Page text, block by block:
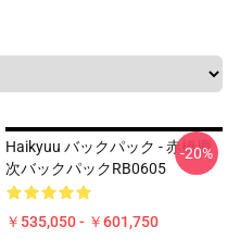
Haikyuu バックパック - 赤橋慶
次バックパックRB0605
￥535,050 - ￥601,750
-20%